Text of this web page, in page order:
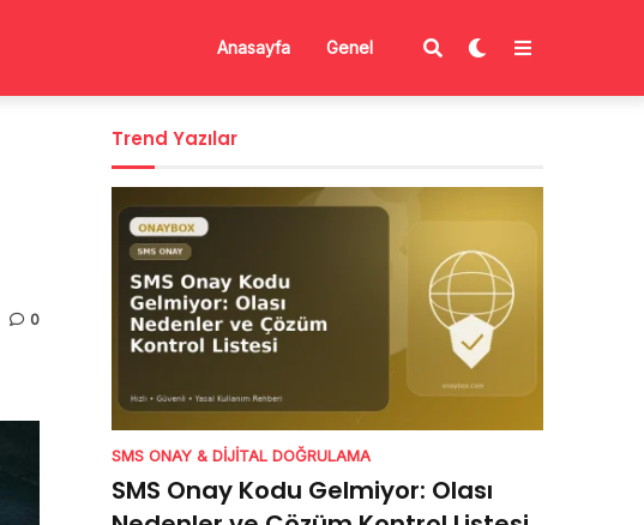
Anasayfa Genel
0
Trend Yazılar
SMS ONAY & DIJITAL DOĞRULAMA
SMS Onay Kodu Gelmiyor: Olası